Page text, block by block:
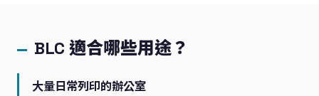
BLC 適合哪些用途？
大量日常列印的辦公室